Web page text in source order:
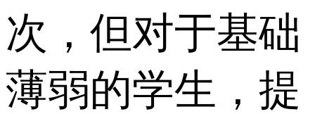
次，但对于基础
薄弱的学生，提